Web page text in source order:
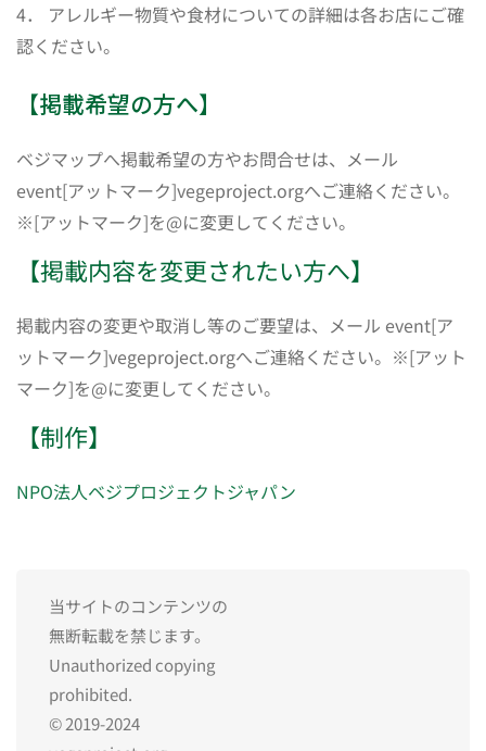
4． アレルギー物質や食材についての詳細は各お店にご確
認ください。
【掲載希望の方へ】
ベジマップへ掲載希望の方やお問合せは、メール
event[アットマーク]vegeproject.orgへご連絡ください。
※[アットマーク]を@に変更してください。
【掲載内容を変更されたい方へ】
掲載内容の変更や取消し等のご要望は、メール event[ア
ットマーク]vegeproject.orgへご連絡ください。※[アット
マーク]を@に変更してください。
【制作】
NPO法人ベジプロジェクトジャパン
当サイトのコンテンツの
無断転載を禁じます。
Unauthorized copying
prohibited.
© 2019-2024